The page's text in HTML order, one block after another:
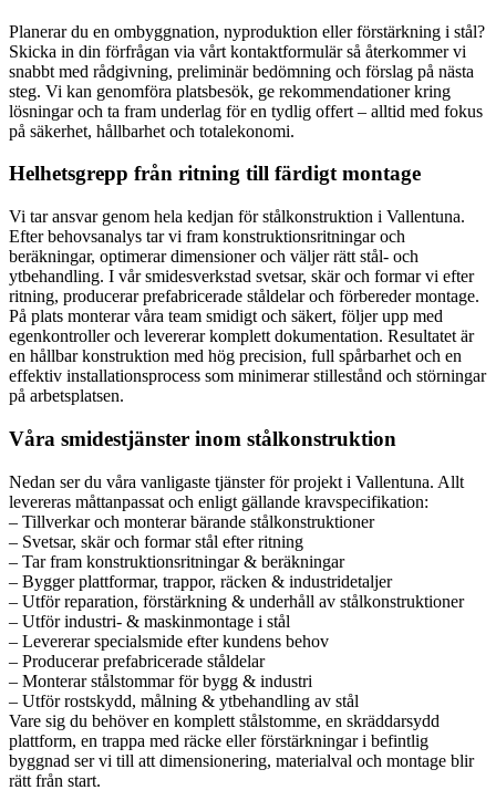
Planerar du en ombyggnation, nyproduktion eller förstärkning i stål?
Skicka in din förfrågan via vårt kontaktformulär så återkommer vi
snabbt med rådgivning, preliminär bedömning och förslag på nästa
steg. Vi kan genomföra platsbesök, ge rekommendationer kring
lösningar och ta fram underlag för en tydlig offert – alltid med fokus
på säkerhet, hållbarhet och totalekonomi.
Helhetsgrepp från ritning till färdigt montage
Vi tar ansvar genom hela kedjan för stålkonstruktion i Vallentuna.
Efter behovsanalys tar vi fram konstruktionsritningar och
beräkningar, optimerar dimensioner och väljer rätt stål- och
ytbehandling. I vår smidesverkstad svetsar, skär och formar vi efter
ritning, producerar prefabricerade ståldelar och förbereder montage.
På plats monterar våra team smidigt och säkert, följer upp med
egenkontroller och levererar komplett dokumentation. Resultatet är
en hållbar konstruktion med hög precision, full spårbarhet och en
effektiv installationsprocess som minimerar stillestånd och störningar
på arbetsplatsen.
Våra smidestjänster inom stålkonstruktion
Nedan ser du våra vanligaste tjänster för projekt i Vallentuna. Allt
levereras måttanpassat och enligt gällande kravspecifikation:
– Tillverkar och monterar bärande stålkonstruktioner
– Svetsar, skär och formar stål efter ritning
– Tar fram konstruktionsritningar & beräkningar
– Bygger plattformar, trappor, räcken & industridetaljer
– Utför reparation, förstärkning & underhåll av stålkonstruktioner
– Utför industri- & maskinmontage i stål
– Levererar specialsmide efter kundens behov
– Producerar prefabricerade ståldelar
– Monterar stålstommar för bygg & industri
– Utför rostskydd, målning & ytbehandling av stål
Vare sig du behöver en komplett stålstomme, en skräddarsydd
plattform, en trappa med räcke eller förstärkningar i befintlig
byggnad ser vi till att dimensionering, materialval och montage blir
rätt från start.